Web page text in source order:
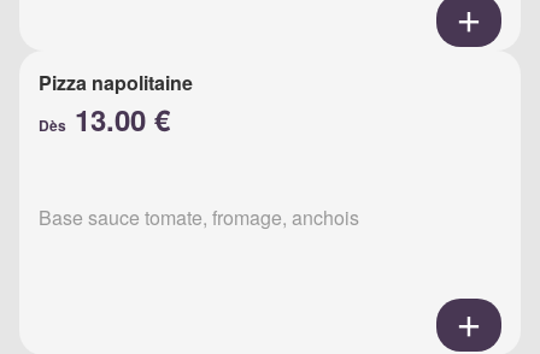
Pizza napolitaine
Dès 13.00 €
Base sauce tomate, fromage, anchois